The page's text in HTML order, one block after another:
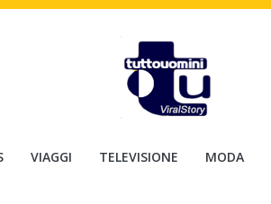
VIAGGI TELEVISIONE MODA